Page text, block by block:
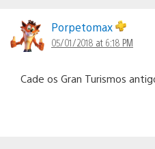
Porpetomax
05/01/2018 at 6:18 PM
Cade os Gran Turismos